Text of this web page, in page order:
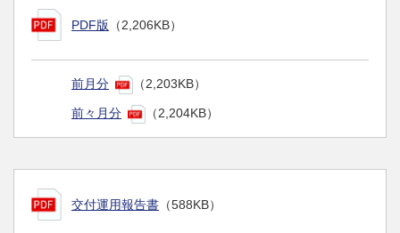
PDF版 （2,206KB）
前月分 （2,203KB）
前々月分 （2,204KB）
交付運用報告書 （588KB）